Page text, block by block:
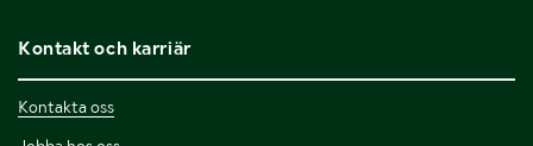
Kontakt och karriär
Kontakta oss